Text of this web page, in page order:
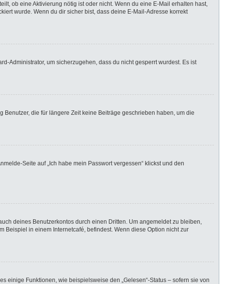
ob eine Aktivierung nötig ist oder nicht. Wenn du eine E-Mail erhalten hast,
wurde. Wenn du dir sicher bist, dass deine E-Mail-Adresse korrekt
Administrator, um sicherzugehen, dass du nicht gesperrt wurdest. Es ist
die für längere Zeit keine Beiträge geschrieben haben, um die
Seite auf „Ich habe mein Passwort vergessen“ klickst und den
deines Benutzerkontos durch einen Dritten. Um angemeldet zu bleiben,
Beispiel in einem Internetcafé, befindest. Wenn diese Option nicht zur
einige Funktionen, wie beispielsweise den „Gelesen“-Status – sofern sie von